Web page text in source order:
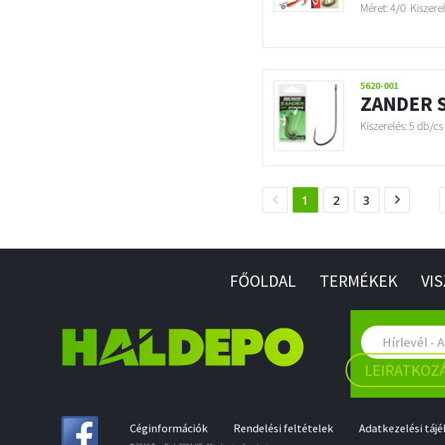
Méret: 4/0
5620-001
ZANDER
Kiszerelés: 5 db/cs
1 (current)
2 3
FŐOLDAL TERMÉKEK
Céginformációk Rendelési feltételek Adatkezelési